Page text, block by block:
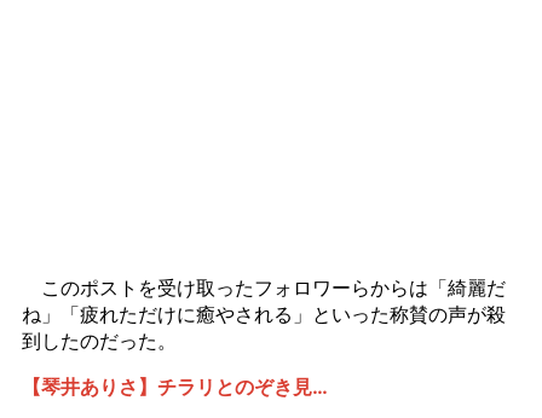
このポストを受け取ったフォロワーらからは「綺麗だ
ね」「疲れただけに癒やされる」といった称賛の声が殺
到したのだった。
【琴井ありさ】チラリとのぞき見…